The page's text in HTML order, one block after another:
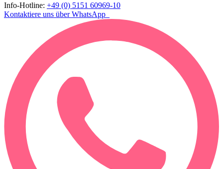
Info-Hotline: +49 (0) 5151 60969-10
Kontaktiere uns über WhatsApp